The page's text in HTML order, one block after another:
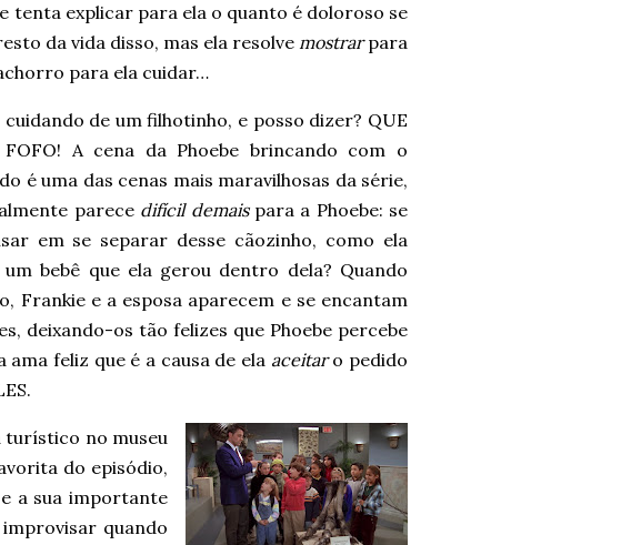
tenta explicar para ela o quanto é doloroso se
da vida disso, mas ela resolvemostrarpara
para ela cuidar…
cuidando de um filhotinho, e posso dizer? QUE
FOFO! A cena da Phoebe brincando com o
é uma das cenas mais maravilhosas da série,
parece difícil demaispara a Phoebe: se
em se separar desse cãozinho, como ela
bebê que ela gerou dentro dela? Quando
Frankie e a esposa aparecem e se encantam
deixando-os tão felizes que Phoebe percebe
ama feliz que é a causa de ela aceitaro pedido
turístico no museu
do episódio,
a sua importante
quando